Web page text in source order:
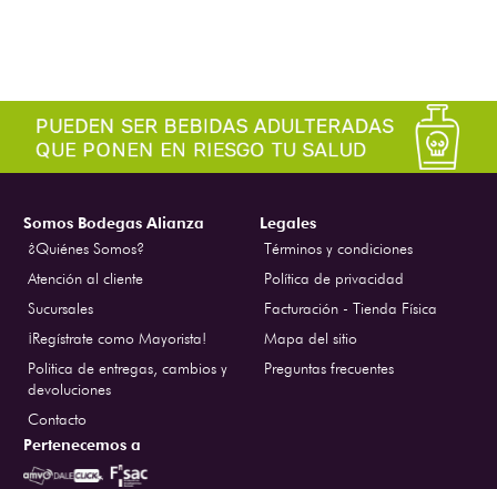
Somos Bodegas Alianza
¿Quiénes Somos?
Atención al cliente
Sucursales
¡Regístrate como Mayorista!
Politica de entregas, cambios y
devoluciones
Contacto
Legales
Términos y condiciones
Política de privacidad
Facturación - Tienda Física
Mapa del sitio
Preguntas frecuentes
Pertenecemos a